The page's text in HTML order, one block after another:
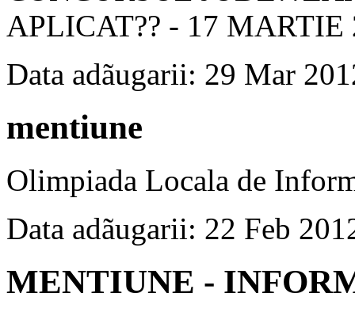
APLICAT?? - 17 MARTIE
Data adãugarii: 29 Mar
mentiune
Olimpiada Locala de
Data adãugarii: 22 Feb
MENTIUNE -